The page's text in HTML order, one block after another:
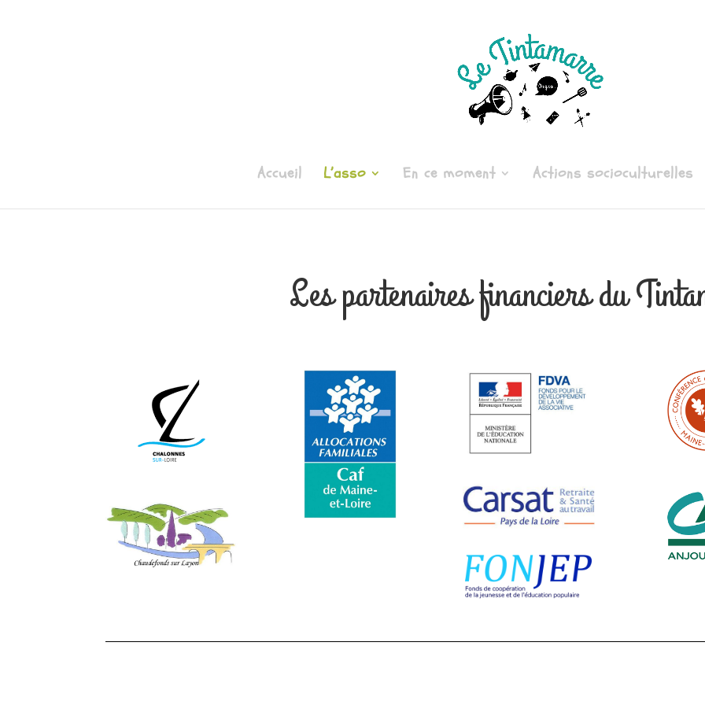
Accueil L’asso En ce moment Actions socioculturelles
Les partenaires financiers du